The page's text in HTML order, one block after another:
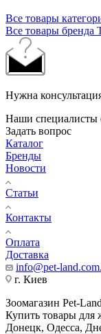
Все товары
Все товары бренда
Нужна
Наши специалисты
Задать вопрос
Каталог
Бренды
Новости
Статьи
Контакты
Оплата
Доставка
info@pet-
г. Киев
Зоомагазин Pet-
Купить товары для
Донецк, Одесса,